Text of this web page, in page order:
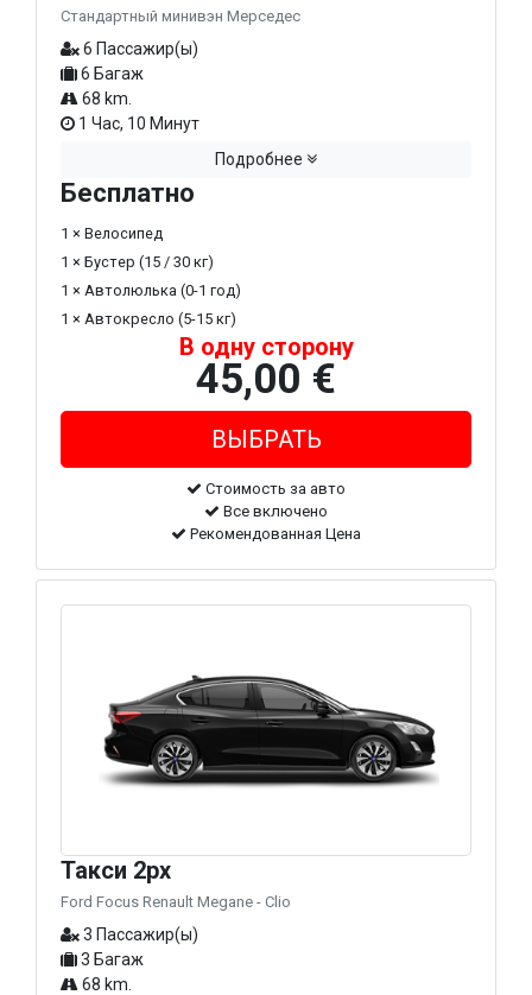
Стандартный минивэн Мерседес
6 Пассажир(ы)
6 Багаж
68 km.
1 Час, 10 Минут
Подробнее
Бесплатно
1 × Велосипед
1 × Бустер (15 / 30 кг)
1 × Автолюлька (0-1 год)
1 × Автокресло (5-15 кг)
В одну сторону
45,00 €
Стоимость за авто
Все включено
Рекомендованная Цена
Такси 2px
Ford Focus Renault Megane - Clio
3 Пассажир(ы)
3 Багаж
68 km.